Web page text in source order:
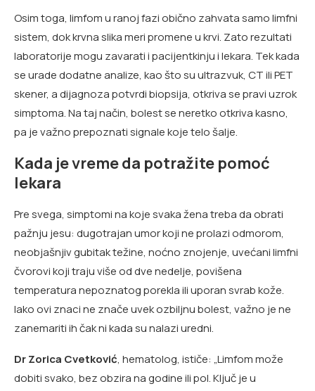
Osim toga, limfom u ranoj fazi obično zahvata samo limfni
sistem, dok krvna slika meri promene u krvi. Zato rezultati
laboratorije mogu zavarati i pacijentkinju i lekara. Tek kada
se urade dodatne analize, kao što su ultrazvuk, CT ili PET
skener, a dijagnoza potvrdi biopsija, otkriva se pravi uzrok
simptoma. Na taj način, bolest se neretko otkriva kasno,
pa je važno prepoznati signale koje telo šalje.
Kada je vreme da potražite pomoć
lekara
Pre svega, simptomi na koje svaka žena treba da obrati
pažnju jesu: dugotrajan umor koji ne prolazi odmorom,
neobjašnjiv gubitak težine, noćno znojenje, uvećani limfni
čvorovi koji traju više od dve nedelje, povišena
temperatura nepoznatog porekla ili uporan svrab kože.
Iako ovi znaci ne znače uvek ozbiljnu bolest, važno je ne
zanemariti ih čak ni kada su nalazi uredni.
Dr Zorica Cvetković, hematolog, ističe: „Limfom može
dobiti svako, bez obzira na godine ili pol. Ključ je u